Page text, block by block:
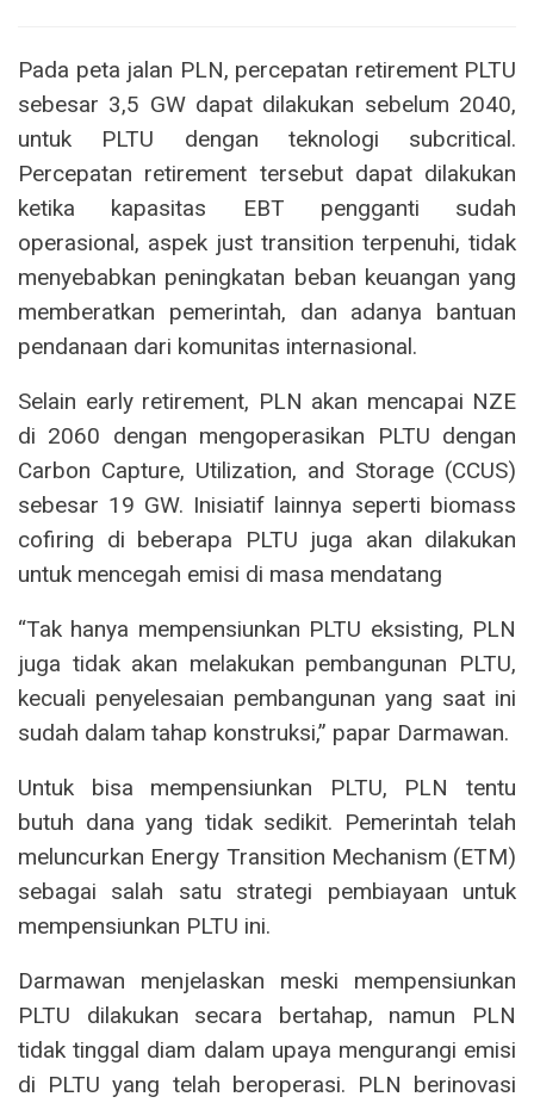
Pada peta jalan PLN, percepatan retirement PLTU
sebesar 3,5 GW dapat dilakukan sebelum 2040,
untuk PLTU dengan teknologi subcritical.
Percepatan retirement tersebut dapat dilakukan
ketika kapasitas EBT pengganti sudah
operasional, aspek just transition terpenuhi, tidak
menyebabkan peningkatan beban keuangan yang
memberatkan pemerintah, dan adanya bantuan
pendanaan dari komunitas internasional.
Selain early retirement, PLN akan mencapai NZE
di 2060 dengan mengoperasikan PLTU dengan
Carbon Capture, Utilization, and Storage (CCUS)
sebesar 19 GW. Inisiatif lainnya seperti biomass
cofiring di beberapa PLTU juga akan dilakukan
untuk mencegah emisi di masa mendatang
“Tak hanya mempensiunkan PLTU eksisting, PLN
juga tidak akan melakukan pembangunan PLTU,
kecuali penyelesaian pembangunan yang saat ini
sudah dalam tahap konstruksi,” papar Darmawan.
Untuk bisa mempensiunkan PLTU, PLN tentu
butuh dana yang tidak sedikit. Pemerintah telah
meluncurkan Energy Transition Mechanism (ETM)
sebagai salah satu strategi pembiayaan untuk
mempensiunkan PLTU ini.
Darmawan menjelaskan meski mempensiunkan
PLTU dilakukan secara bertahap, namun PLN
tidak tinggal diam dalam upaya mengurangi emisi
di PLTU yang telah beroperasi. PLN berinovasi